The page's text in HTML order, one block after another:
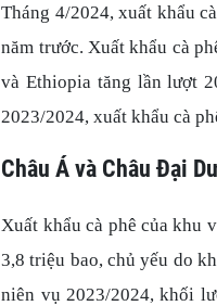
Tháng 4/2024, xuất khẩu
năm trước. Xuất khẩu cà
và Ethiopia tăng lần lượt
2023/2024, xuất khẩu cà
Châu Á và Châu Đại
Xuất khẩu cà phê của khu
3,8 triệu bao, chủ yếu do
niên vụ 2023/2024, khối